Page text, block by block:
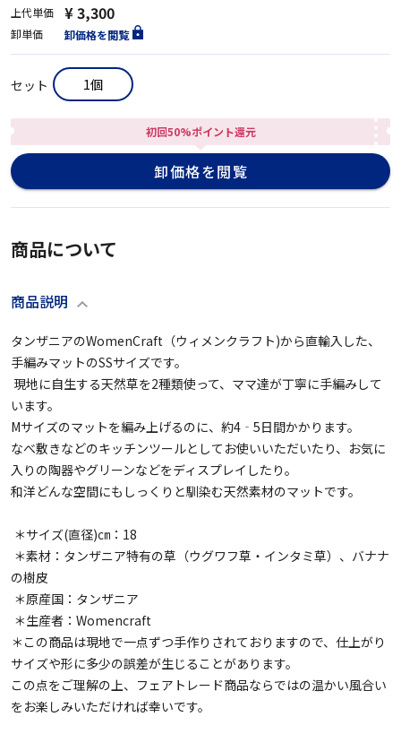
上代単価 ¥ 3,300
卸単価 卸価格を閲覧
セット 1個
初回50%ポイント還元
卸価格を閲覧
商品について
商品説明
タンザニアのWomenCraft（ウィメンクラフト)から直輸入した、
手編みマットのSSサイズです。
います。
Mサイズのマットを編み上げるのに、約4‐5日間かかります。
なべ敷きなどのキッチンツールとしてお使いいただいたり、お気に
入りの陶器やグリーンなどをディスプレイしたり。
和洋どんな空間にもしっくりと馴染む天然素材のマットです。
の樹皮
＊この商品は現地で一点ずつ手作りされておりますので、仕上がり
サイズや形に多少の誤差が生じることがあります。
この点をご理解の上、フェアトレード商品ならではの温かい風合い
をお楽しみいただければ幸いです。